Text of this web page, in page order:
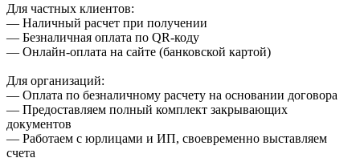
Для частных клиентов:
— Наличный расчет при получении
— Безналичная оплата по QR-коду
— Онлайн-оплата на сайте (банковской картой)
Для организаций:
— Оплата по безналичному расчету на основании договора
— Предоставляем полный комплект закрывающих
документов
— Работаем с юрлицами и ИП, своевременно выставляем
счета